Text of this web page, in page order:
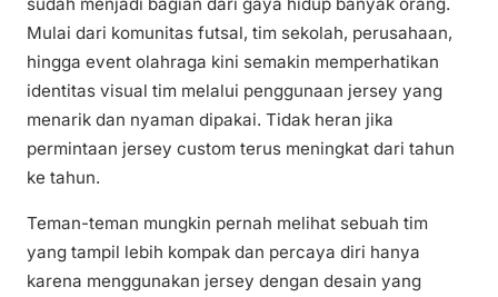
Mulai dari komunitas futsal, tim sekolah, perusahaan,
hingga event olahraga kini semakin memperhatikan
identitas visual tim melalui penggunaan jersey yang
menarik dan nyaman dipakai. Tidak heran jika
permintaan jersey custom terus meningkat dari tahun
ke tahun.
Teman-teman mungkin pernah melihat sebuah tim
yang tampil lebih kompak dan percaya diri hanya
karena menggunakan jersey dengan desain yang